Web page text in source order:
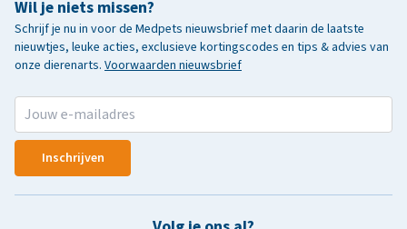
Wil je niets missen?
Schrijf je nu in voor de Medpets nieuwsbrief met daarin de laatste
nieuwtjes, leuke acties, exclusieve kortingscodes en tips & advies van
onze dierenarts. Voorwaarden nieuwsbrief
Inschrijven